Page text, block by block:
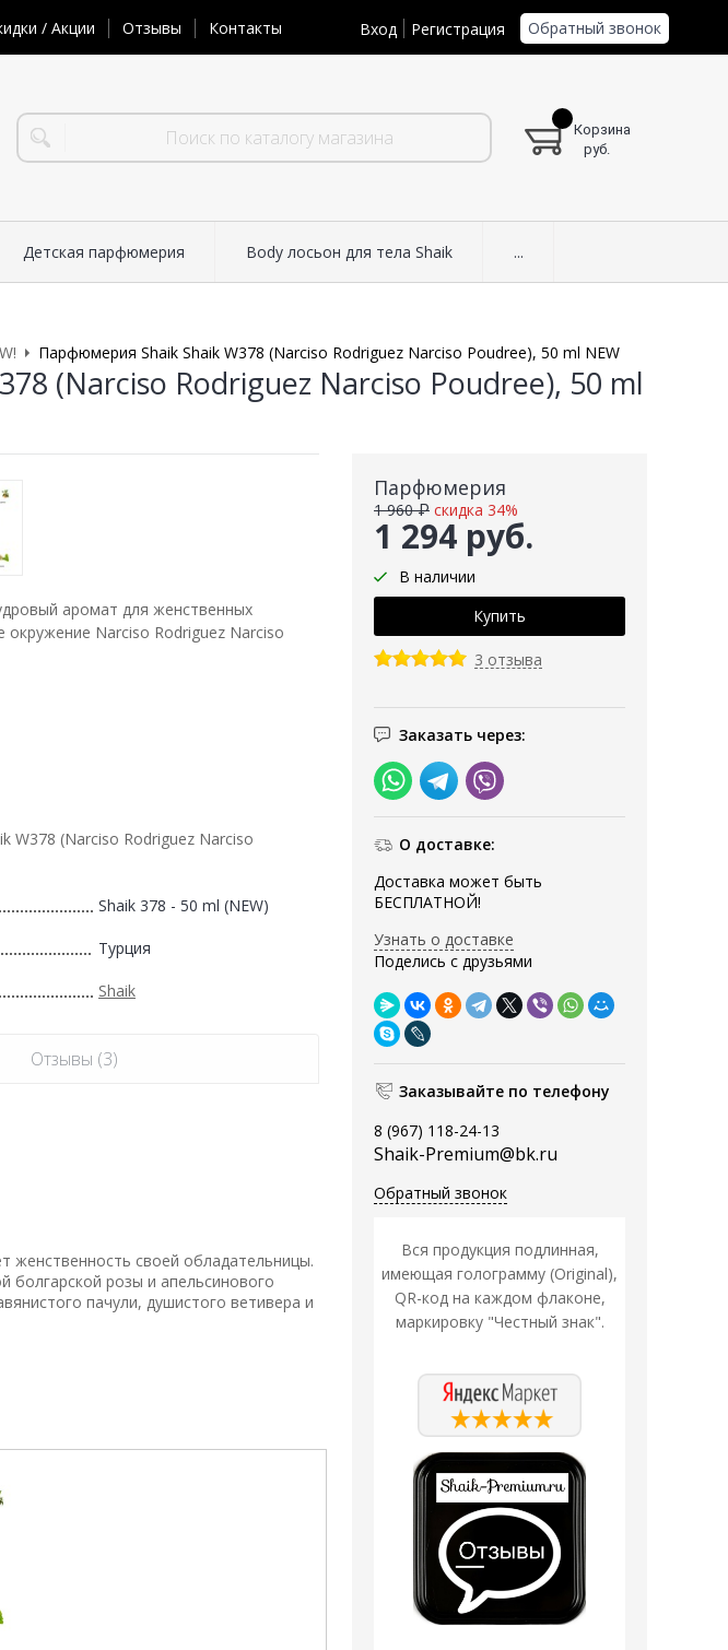
/ Акции Отзывы Контакты Вход Регистрация Обратный звонок
Корзина
руб.
Детская парфюмерия Body лосьон для тела Shaik ...
Парфюмерия Shaik Shaik W378 (Narciso Rodriguez Narciso Poudree), 50 ml NEW
(Narciso Rodriguez Narciso Poudree), 50 ml
Парфюмерия
1 294 руб.
1 960 ₽ скидка 34%
В наличии
3 отзыва
Заказать через:
О доставке:
Доставка может быть
БЕСПЛАТНОЙ!
Узнать о доставке
Поделись с друзьями
Заказывайте по телефону
8 (967) 118-24-13
Shaik-Premium@bk.ru
Обратный звонок
Вся продукция подлинная,
имеющая голограмму (Original),
QR-код на каждом флаконе,
маркировку "Честный знак".
аромат для женственных
окружение Narciso Rodriguez Narciso
W378 (Narciso Rodriguez Narciso
Shaik 378 - 50 ml (NEW)
Турция
Shaik
Отзывы (3)
женственность своей обладательницы.
болгарской розы и апельсинового
пачули, душистого ветивера и